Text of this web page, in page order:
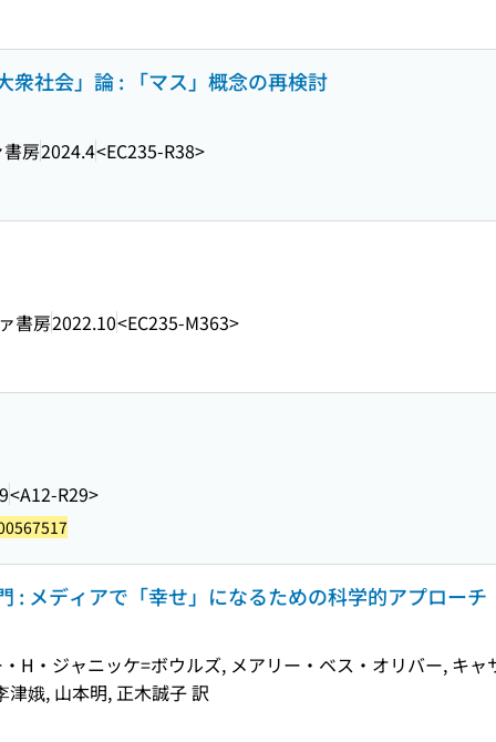
衆社会」論 : 「マス」概念の再検討
房2024.4<EC235-R38>
書房2022.10<EC235-M363>
<A12-R29>
: メディアで「幸せ」になるための科学的アプローチ
H・ジャニッケ=ボウルズ, メアリー・ベス・オリバー, キ
娥, 山本明, 正木誠子 訳